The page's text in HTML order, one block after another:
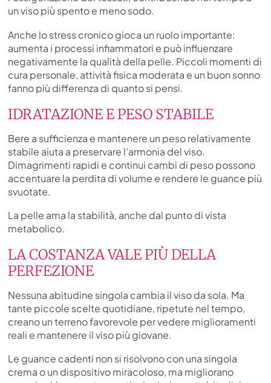
un viso più spento e meno sodo.
Anche lo stress cronico gioca un ruolo importante:
aumenta i processi infiammatori e può influenzare
negativamente la qualità della pelle. Piccoli momenti di
cura personale, attività fisica moderata e un buon sonno
fanno più differenza di quanto si pensi.
IDRATAZIONE E PESO STABILE
Bere a sufficienza e mantenere un peso relativamente
stabile aiuta a preservare l’armonia del viso.
Dimagrimenti rapidi e continui cambi di peso possono
accentuare la perdita di volume e rendere le guance più
svuotate.
La pelle ama la stabilità, anche dal punto di vista
metabolico.
LA COSTANZA VALE PIÙ DELLA
PERFEZIONE
Nessuna abitudine singola cambia il viso da sola. Ma
tante piccole scelte quotidiane, ripetute nel tempo,
creano un terreno favorevole per vedere miglioramenti
reali e mantenere il viso più giovane.
Le guance cadenti non si risolvono con una singola
crema o un dispositivo miracoloso, ma migliorano